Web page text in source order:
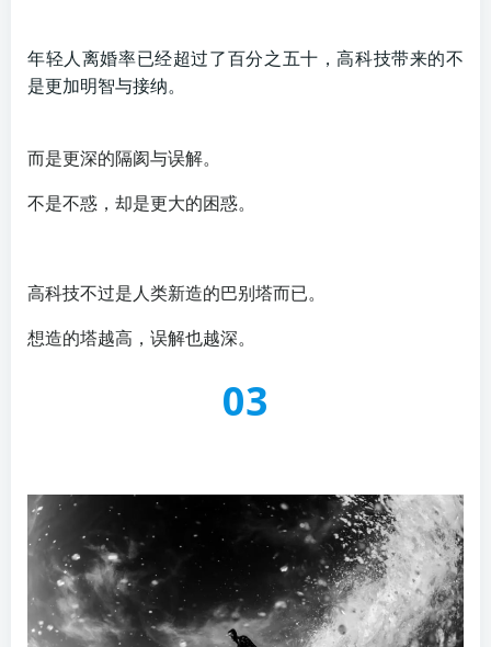
年轻人离婚率已经超过了百分之五十，高科技带来的不
是更加明智与接纳。
而是更深的隔阂与误解。
不是不惑，却是更大的困惑。
高科技不过是人类新造的巴别塔而已。
想造的塔越高，误解也越深。
03